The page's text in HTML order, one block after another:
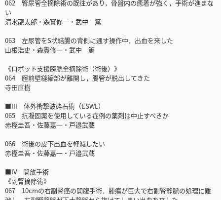
062 腎尿管全摘除術の既往があり，骨盤内の癒着が強く，手術が進まな
い
清水龍太郎・森實修一・武中 篤
063 左尿管をS状結腸の背側に通す操作中，出血を来した
山根浩史・森實修一・武中 篤
《ロボット支援膀胱全摘除術（術後）》
064 腟前壁縫縮部が離開し，腸管が脱出してきた
寺田直樹
■III 体外衝撃波砕石術（ESWL）
065 抗凝固薬を使用している症例の薬剤は中止すべきか
赤樫圭吾・佐藤嘉一・戸邉武蔵
066 術後の皮下出血を軽減したい
赤樫圭吾・佐藤嘉一・戸邉武蔵
■IV 開放手術
《副腎摘除術》
067 10cmの右副腎癌の開腹手術．腫瘍が巨大で右副腎静脈の処理に難